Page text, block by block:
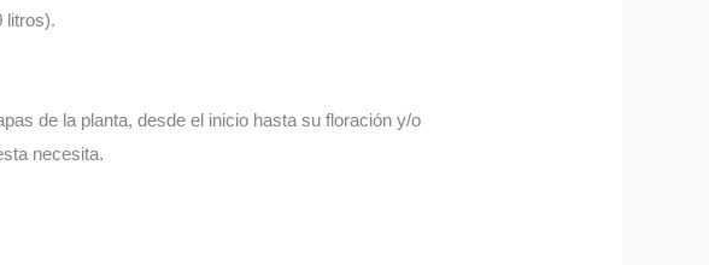
litros).
de la planta, desde el inicio hasta su floración y/o
necesita.